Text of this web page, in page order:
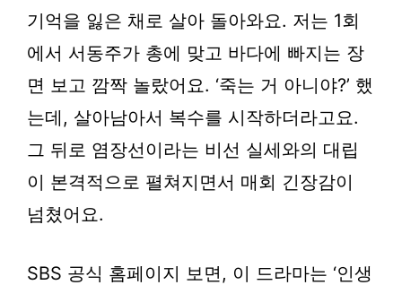
기억을 잃은 채로 살아 돌아와요. 저는 1회
에서 서동주가 총에 맞고 바다에 빠지는 장
면 보고 깜짝 놀랐어요. ‘죽는 거 아니야?’ 했
는데, 살아남아서 복수를 시작하더라고요.
그 뒤로 염장선이라는 비선 실세와의 대립
이 본격적으로 펼쳐지면서 매회 긴장감이
넘쳤어요.
SBS 공식 홈페이지 보면, 이 드라마는 ‘인생